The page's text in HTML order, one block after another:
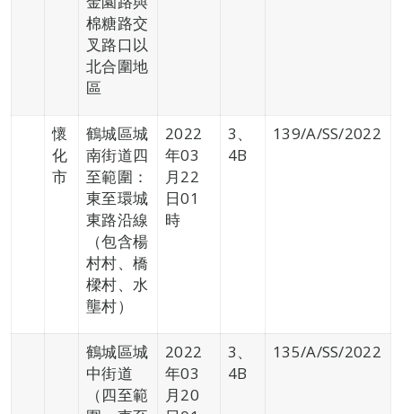
棉糖路交
叉路口以
北合圍地
區
懷
化
市
鶴城區城
南街道四
至範圍：
東至環城
東路沿線
（包含楊
村村、橋
樑村、水
壟村）
2022
年03
月22
日01
時
3、
4B
139/A/SS/2022
鶴城區城
中街道
（四至範
2022
年03
月20
3、
4B
135/A/SS/2022